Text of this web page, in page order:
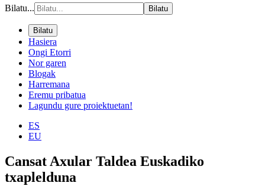
Bilatu... Bilatu
Bilatu
Hasiera
Ongi Etorri
Nor garen
Blogak
Harremana
Eremu pribatua
Lagundu gure proiektuetan!
ES
EU
Cansat Axular Taldea Euskadiko
txaplelduna